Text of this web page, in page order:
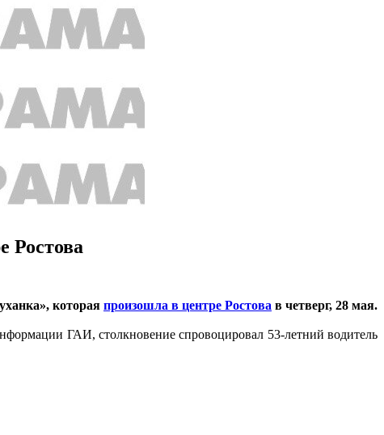
Ростова
которая произошла в центре Ростова в четверг, 28 мая.
ГАИ, столкновение спровоцировал 53-летний водитель